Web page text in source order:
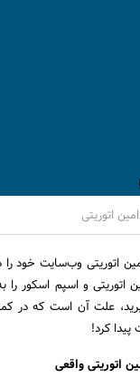
اتوریتی
اتوریتی و اسپم اسکور
کرد!
اتوریتی واقعی